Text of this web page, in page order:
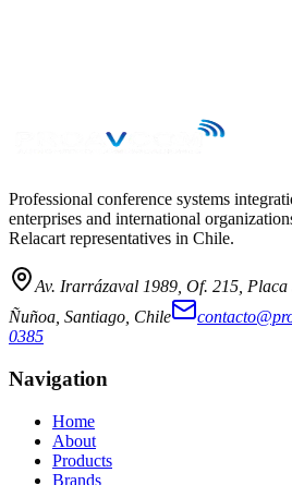
Professional conference systems
enterprises and international
Relacart representatives in Chile.
Av. Irarrázaval 1989, Of. 215, Placa
Ñuñoa, Santiago, Chile
0385
Navigation
Home
About
Products
Brands